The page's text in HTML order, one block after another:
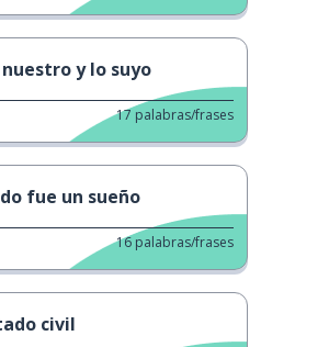
nuestro y lo suyo
17 palabras/frases
fue un sueño
16 palabras/frases
civil